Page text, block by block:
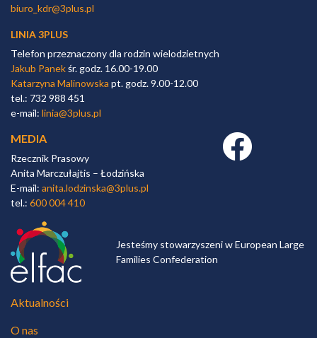
biuro_kdr@3plus.pl
LINIA 3PLUS
Telefon przeznaczony dla rodzin wielodzietnych
Jakub Panekśr. godz. 16.00-19.00
Katarzyna Malinowska pt. godz. 9.00-12.00
tel.: 732 988 451
e-mail: linia@3plus.pl
MEDIA
Rzecznik Prasowy
Anita Marczułajtis – Łodzińska
E-mail: anita.lodzinska@3plus.pl
tel.: 600 004 410
Facebook link
Jesteśmy stowarzyszeni w European Large
Families Confederation
Aktualności
O nas